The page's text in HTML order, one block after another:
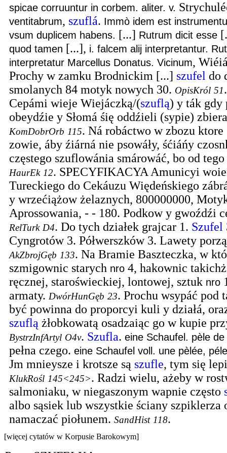
spicae corruuntur in corbem. aliter. v.
ventitabrum, szuflá. Immò idem est
vsum duplicem habens. [...] Rutrum dicit esse
quod tamen [...], i. falcem alij interpretantur.
interpretatur Marcellus Donatus. Vicinum,
Prochy w zamku Brodnickim [...] szufel do
smolanych 84 motyk nowych 30. OpisKról 51
Cepámi wieje Wiejáczką/(szuflą) y ták gdy
obeydźie y Słomá śię oddźieli (sypie)
KomDobrOrb 115. Ná robáctwo w zbozu ktore
zowie, áby źiárná nie psowáły, śćiáńy
częstego szuflowánia smárowáć, bo od
HaurEk 12. SPECYFIKACYA Amunicyi
Tureckiego do Cekáuzu Więdeńskiego
y wrzećiążow żelaznych, 800000000,
Aprossowania, - - 180. Podkow y gwoźdźi
RelTurk D4. Do tych działek grajcar 1. Szufel
Cyngrotów 3. Półwerszków 3. Lawety
AkZbrojGęb 133. Na Bramie Baszteczka, w
szmigownic starych nro 4, hakownic
ręcznej, staroświeckiej, lontowej, sztuk nro
armaty. DwórHunGęb 23. Prochu wsypáć pod
być powinna do proporcyi kuli y działá,
szuflą żłobkowatą osadzaiąc go w kupie
BystrzInfArtyl O4v. Szufla. eine Schaufel. pèle de
pełna czego. eine Schaufel voll. une pèlée,
Jm mnieysze i krotsze są szufle, tym się
KlukRośl 145<245>. Radzi wielu, ażeby w
salmoniaku, w niegaszonym wapnie często
albo sąsiek lub wszystkie ściany szpiklerza
namaczać piołunem. SandHist 118.
[więcej cytatów w Korpusie Barokowym]